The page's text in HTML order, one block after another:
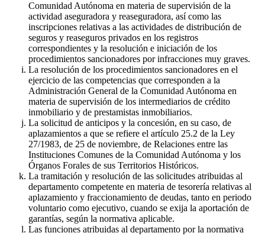
Comunidad Autónoma en materia de supervisión de la
actividad aseguradora y reaseguradora, así como las
inscripciones relativas a las actividades de distribución de
seguros y reaseguros privados en los registros
correspondientes y la resolución e iniciación de los
procedimientos sancionadores por infracciones muy graves.
La resolución de los procedimientos sancionadores en el
ejercicio de las competencias que corresponden a la
Administración General de la Comunidad Autónoma en
materia de supervisión de los intermediarios de crédito
inmobiliario y de prestamistas inmobiliarios.
La solicitud de anticipos y la concesión, en su caso, de
aplazamientos a que se refiere el artículo 25.2 de la Ley
27/1983, de 25 de noviembre, de Relaciones entre las
Instituciones Comunes de la Comunidad Autónoma y los
Órganos Forales de sus Territorios Históricos.
La tramitación y resolución de las solicitudes atribuidas al
departamento competente en materia de tesorería relativas al
aplazamiento y fraccionamiento de deudas, tanto en periodo
voluntario como ejecutivo, cuando se exija la aportación de
garantías, según la normativa aplicable.
Las funciones atribuidas al departamento por la normativa